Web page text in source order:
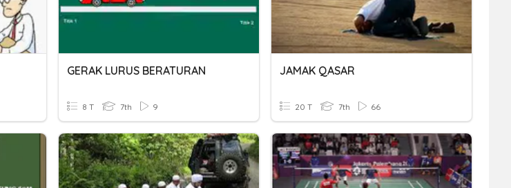
GERAK LURUS BERATURAN
8 T 7th 9
JAMAK QASAR
20 T 7th 66